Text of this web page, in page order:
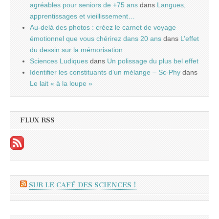
agréables pour seniors de +75 ans dans Langues,
apprentissages et vieillissement…
Au-delà des photos : créez le carnet de voyage
émotionnel que vous chérirez dans 20 ans dans L’effet
du dessin sur la mémorisation
Sciences Ludiques dans Un polissage du plus bel effet
Identifier les constituants d’un mélange – Sc-Phy dans
Le lait « à la loupe »
FLUX RSS
SUR LE CAFÉ DES SCIENCES !